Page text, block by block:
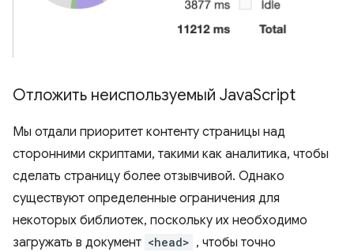
Отложить неиспользуемый JavaScript
Мы отдали приоритет контенту страницы над
сторонними скриптами, такими как аналитика, чтобы
сделать страницу более отзывчивой. Однако
существуют определенные ограничения для
некоторых библиотек, поскольку их необходимо
загружать в документ <head> , чтобы точно